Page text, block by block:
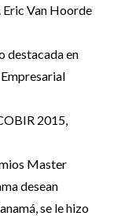
Van Hoorde
destacada en
2015,
Master
desean
se le hizo